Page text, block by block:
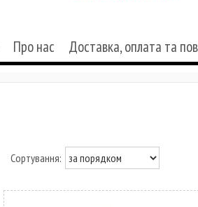
Про нас Доставка, оплата та